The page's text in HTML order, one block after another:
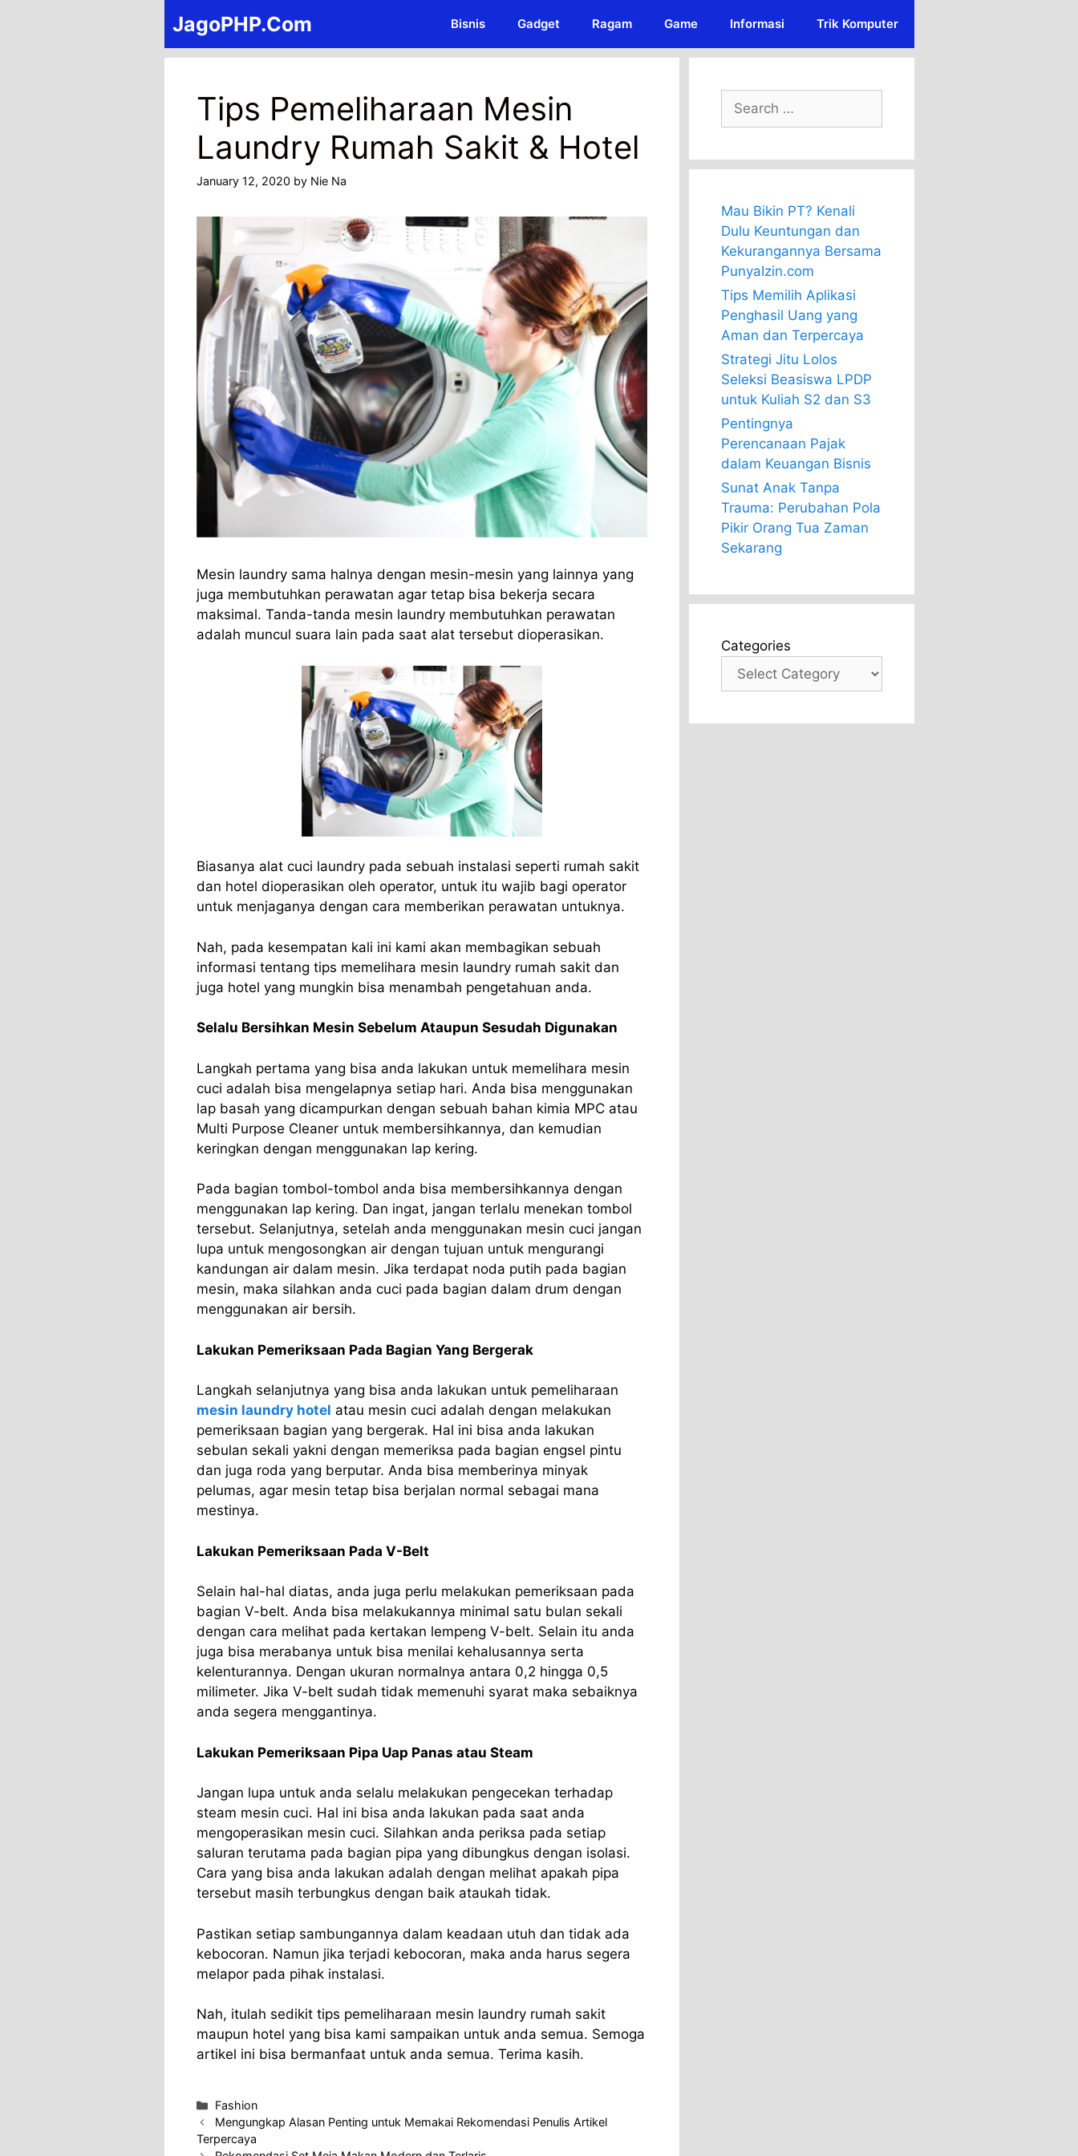
JagoPHP.Com Bisnis Gadget Ragam Game Informasi Trik Komputer
Tips Pemeliharaan Mesin
Laundry Rumah Sakit & Hotel
January 12, 2020 by Nie Na
Mesin laundry sama halnya dengan mesin-mesin yang lainnya yang
juga membutuhkan perawatan agar tetap bisa bekerja secara
maksimal. Tanda-tanda mesin laundry membutuhkan perawatan
adalah muncul suara lain pada saat alat tersebut dioperasikan.
Biasanya alat cuci laundry pada sebuah instalasi seperti rumah sakit
dan hotel dioperasikan oleh operator, untuk itu wajib bagi operator
untuk menjaganya dengan cara memberikan perawatan untuknya.
Nah, pada kesempatan kali ini kami akan membagikan sebuah
informasi tentang tips memelihara mesin laundry rumah sakit dan
juga hotel yang mungkin bisa menambah pengetahuan anda.
Selalu Bersihkan Mesin Sebelum Ataupun Sesudah Digunakan
Langkah pertama yang bisa anda lakukan untuk memelihara mesin
cuci adalah bisa mengelapnya setiap hari. Anda bisa menggunakan
lap basah yang dicampurkan dengan sebuah bahan kimia MPC atau
Multi Purpose Cleaner untuk membersihkannya, dan kemudian
keringkan dengan menggunakan lap kering.
Pada bagian tombol-tombol anda bisa membersihkannya dengan
menggunakan lap kering. Dan ingat, jangan terlalu menekan tombol
tersebut. Selanjutnya, setelah anda menggunakan mesin cuci jangan
lupa untuk mengosongkan air dengan tujuan untuk mengurangi
kandungan air dalam mesin. Jika terdapat noda putih pada bagian
mesin, maka silahkan anda cuci pada bagian dalam drum dengan
menggunakan air bersih.
Lakukan Pemeriksaan Pada Bagian Yang Bergerak
Langkah selanjutnya yang bisa anda lakukan untuk pemeliharaan
mesin laundry hotel atau mesin cuci adalah dengan melakukan
pemeriksaan bagian yang bergerak. Hal ini bisa anda lakukan
sebulan sekali yakni dengan memeriksa pada bagian engsel pintu
dan juga roda yang berputar. Anda bisa memberinya minyak
pelumas, agar mesin tetap bisa berjalan normal sebagai mana
mestinya.
Lakukan Pemeriksaan Pada V-Belt
Selain hal-hal diatas, anda juga perlu melakukan pemeriksaan pada
bagian V-belt. Anda bisa melakukannya minimal satu bulan sekali
dengan cara melihat pada kertakan lempeng V-belt. Selain itu anda
juga bisa merabanya untuk bisa menilai kehalusannya serta
kelenturannya. Dengan ukuran normalnya antara 0,2 hingga 0,5
milimeter. Jika V-belt sudah tidak memenuhi syarat maka sebaiknya
anda segera menggantinya.
Lakukan Pemeriksaan Pipa Uap Panas atau Steam
Jangan lupa untuk anda selalu melakukan pengecekan terhadap
steam mesin cuci. Hal ini bisa anda lakukan pada saat anda
mengoperasikan mesin cuci. Silahkan anda periksa pada setiap
saluran terutama pada bagian pipa yang dibungkus dengan isolasi.
Cara yang bisa anda lakukan adalah dengan melihat apakah pipa
tersebut masih terbungkus dengan baik ataukah tidak.
Pastikan setiap sambungannya dalam keadaan utuh dan tidak ada
kebocoran. Namun jika terjadi kebocoran, maka anda harus segera
melapor pada pihak instalasi.
Nah, itulah sedikit tips pemeliharaan mesin laundry rumah sakit
maupun hotel yang bisa kami sampaikan untuk anda semua. Semoga
artikel ini bisa bermanfaat untuk anda semua. Terima kasih.
Categories
Fashion
Mengungkap Alasan Penting untuk Memakai Rekomendasi Penulis Artikel
Terpercaya
Search
for:
Mau Bikin PT? Kenali
Dulu Keuntungan dan
Kekurangannya Bersama
PunyaIzin.com
Tips Memilih Aplikasi
Penghasil Uang yang
Aman dan Terpercaya
Strategi Jitu Lolos
Seleksi Beasiswa LPDP
untuk Kuliah S2 dan S3
Pentingnya
Perencanaan Pajak
dalam Keuangan Bisnis
Sunat Anak Tanpa
Trauma: Perubahan Pola
Pikir Orang Tua Zaman
Sekarang
Categories